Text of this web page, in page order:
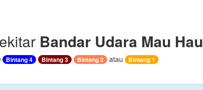
Bandar Udara Mau Hau
Bintang 4 Bintang 3 Bintang 2 atau Bintang 1